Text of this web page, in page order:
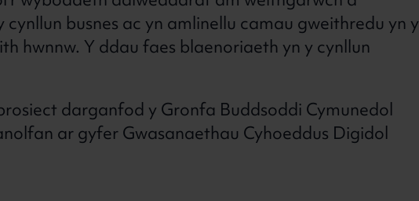
busnes ac yn amlinellu camau gweithredu yn y
hwnnw. Y ddau faes blaenoriaeth yn y cynllun
darganfod y Gronfa Buddsoddi Cymunedol
ar gyfer Gwasanaethau Cyhoeddus Digidol